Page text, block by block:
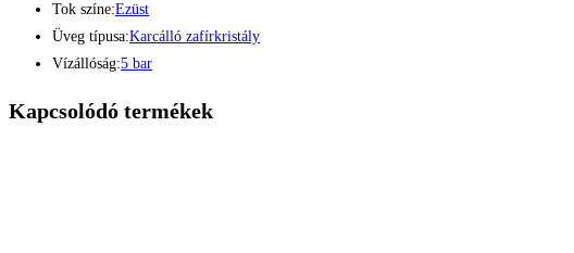
Tok színe:Ezüst
Üveg típusa:Karcálló zafírkristály
Vízállóság:5 bar
Kapcsolódó termékek